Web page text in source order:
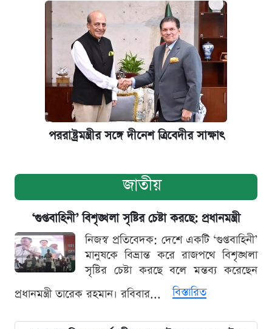
পররাষ্ট্রমন্ত্রীর সঙ্গে দীনেশ ত্রিবেদীর সাক্ষাৎ
জাতীয়
‘গুপ্তবাহিনী’ বিশৃঙ্খলা সৃষ্টির চেষ্টা করছে: প্রধানমন্ত্রী
নিজস্ব প্রতিবেদক: দেশে একটি ‘গুপ্তবাহিনী’
মানুষকে বিভ্রান্ত করে রাজপথে বিশৃঙ্খলা
সৃষ্টির চেষ্টা করছে বলে মন্তব্য করেছেন
প্রধানমন্ত্রী তারেক রহমান। রবিবার...
বিস্তারিত